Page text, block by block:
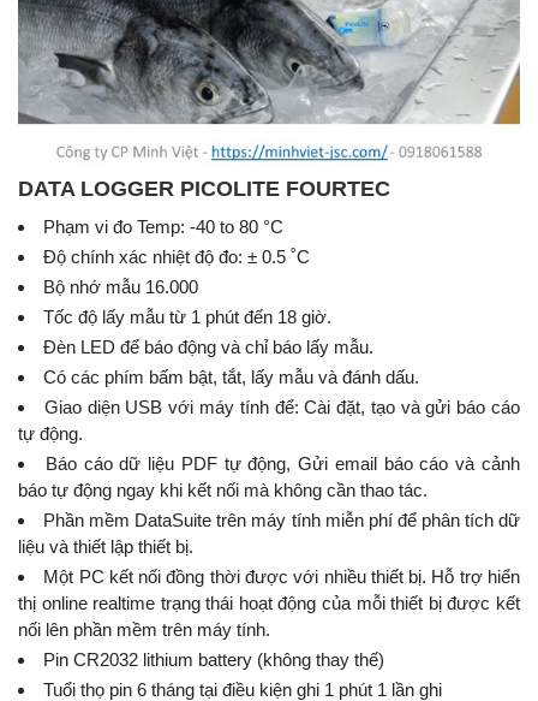
DATA LOGGER PICOLITE FOURTEC
Phạm vi đo Temp: -40 to 80 °C
Độ chính xác nhiệt độ đo: ± 0.5 ˚C
Bộ nhớ mẫu 16.000
Tốc độ lấy mẫu từ 1 phút đến 18 giờ.
Đèn LED để báo động và chỉ báo lấy mẫu.
Có các phím bấm bật, tắt, lấy mẫu và đánh dấu.
Giao diện USB với máy tính để: Cài đặt, tạo và gửi báo cáo
tự động.
Báo cáo dữ liệu PDF tự động, Gửi email báo cáo và cảnh
báo tự động ngay khi kết nối mà không cần thao tác.
Phần mềm DataSuite trên máy tính miễn phí để phân tích dữ
liệu và thiết lập thiết bị.
Một PC kết nối đồng thời được với nhiều thiết bị. Hỗ trợ hiển
thị online realtime trạng thái hoạt động của mỗi thiết bị được kết
nối lên phần mềm trên máy tính.
Pin CR2032 lithium battery (không thay thế)
Tuổi thọ pin 6 tháng tại điều kiện ghi 1 phút 1 lần ghi